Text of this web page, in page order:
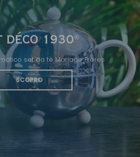
DÉCO 1930®
set da tè Mariage Frères
SCOPRO